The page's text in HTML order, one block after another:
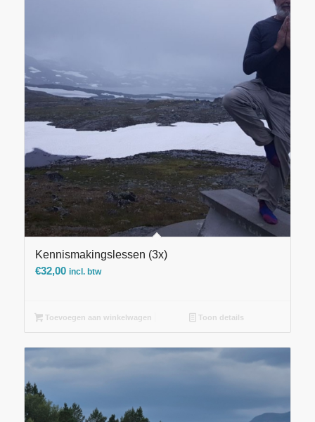
Kennismakingslessen (3x)
€32,00 incl. btw
Toevoegen aan winkelwagen Toon details